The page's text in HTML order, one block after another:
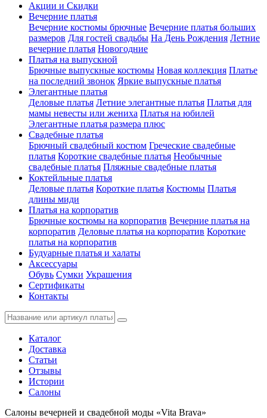
Акции и Скидки
Вечерние платья
Вечерние костюмы брючные Вечерние платья больших
размеров Для гостей свадьбы На День Рождения Летние
вечерние платья Новогодние
Платья на выпускной
Брючные выпускные костюмы Новая коллекция Платье
на последний звонок Яркие выпускные платья
Элегантные платья
Деловые платья Летние элегантные платья Платья для
мамы невесты или жениха Платья на юбилей
Элегантные платья размера плюс
Свадебные платья
Брючный свадебный костюм Греческие свадебные
платья Короткие свадебные платья Необычные
свадебные платья Пляжные свадебные платья
Коктейльные платья
Деловые платья Короткие платья Костюмы Платья
длины миди
Платья на корпоратив
Брючные костюмы на корпоратив Вечерние платья на
корпоратив Деловые платья на корпоратив Короткие
платья на корпоратив
Будуарные платья и халаты
Аксессуары
Обувь Сумки Украшения
Сертификаты
Контакты
Каталог
Доставка
Статьи
Отзывы
Истории
Салоны
Салоны вечерней и свадебной моды «Vita Brava»